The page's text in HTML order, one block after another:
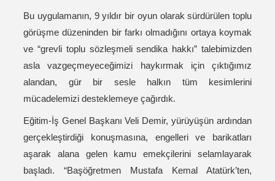
Bu uygulamanın, 9 yıldır bir oyun olarak sürdürülen toplu
görüşme düzeninden bir farkı olmadığını ortaya koymak
ve “grevli toplu sözleşmeli sendika hakkı” talebimizden
asla vazgeçmeyeceğimizi haykırmak için çıktığımız
alandan, gür bir sesle halkın tüm kesimlerini
mücadelemizi desteklemeye çağırdık.
Eğitim-İş Genel Başkanı Veli Demir, yürüyüşün ardından
gerçekleştirdiği konuşmasına, engelleri ve barikatları
aşarak alana gelen kamu emekçilerini selamlayarak
başladı. “Başöğretmen Mustafa Kemal Atatürk’ten,